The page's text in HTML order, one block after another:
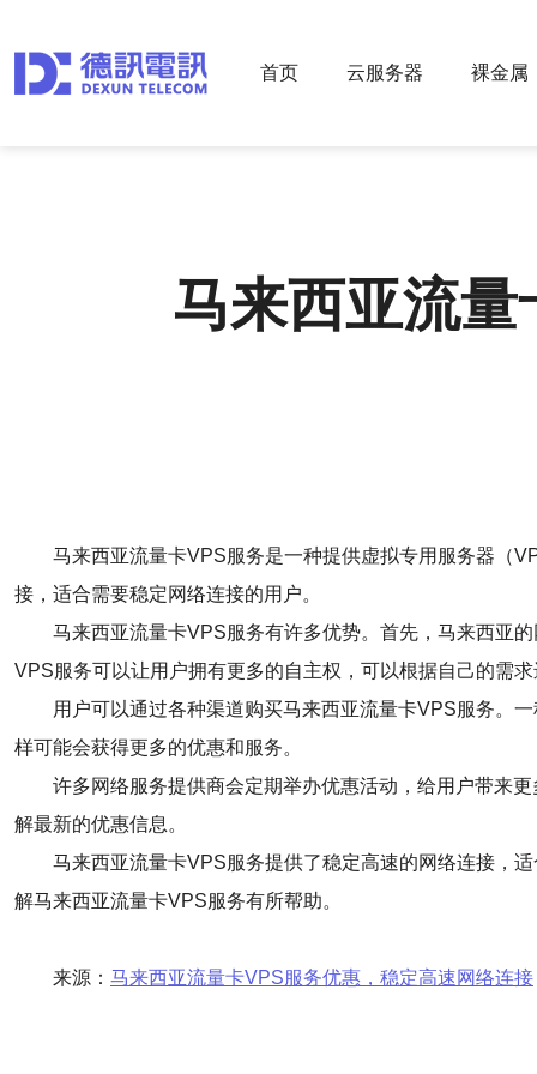
首页 云服务器 裸金属
马来西亚流
马来西亚流量卡VPS服务是一种提供虚拟专用服务器（
接，适合需要稳定网络连接的用户。
马来西亚流量卡VPS服务有许多优势。首先，马来西亚
VPS服务可以让用户拥有更多的自主权，可以根据自己的需
用户可以通过各种渠道购买马来西亚流量卡VPS服务。
样可能会获得更多的优惠和服务。
许多网络服务提供商会定期举办优惠活动，给用户带来
解最新的优惠信息。
马来西亚流量卡VPS服务提供了稳定高速的网络连接，
解马来西亚流量卡VPS服务有所帮助。
来源： 马来西亚流量卡VPS服务优惠，稳定高速网络连接